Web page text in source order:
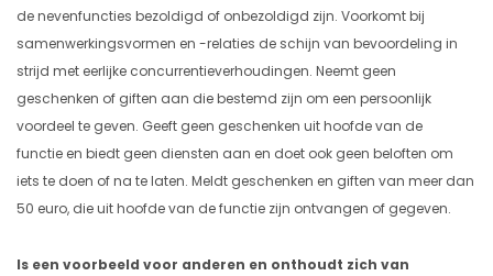
de nevenfuncties bezoldigd of onbezoldigd zijn. Voorkomt bij
samenwerkingsvormen en -relaties de schijn van bevoordeling in
strijd met eerlijke concurrentieverhoudingen. Neemt geen
geschenken of giften aan die bestemd zijn om een persoonlijk
voordeel te geven. Geeft geen geschenken uit hoofde van de
functie en biedt geen diensten aan en doet ook geen beloften om
iets te doen of na te laten. Meldt geschenken en giften van meer dan
50 euro, die uit hoofde van de functie zijn ontvangen of gegeven.
Is een voorbeeld voor anderen en onthoudt zich van